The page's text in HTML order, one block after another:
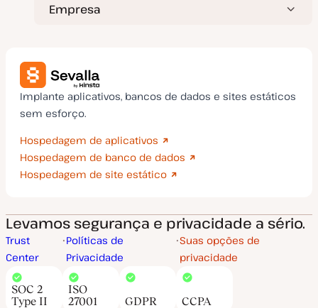
Empresa
Implante aplicativos, bancos de dados e sites estáticos
sem esforço.
Hospedagem de aplicativos
Hospedagem de banco de dados
Hospedagem de site estático
Levamos segurança e privacidade a sério.
Trust
Center
Políticas de
Privacidade
Suas opções de
privacidade
SOC 2
Type II
ISO
27001
GDPR CCPA